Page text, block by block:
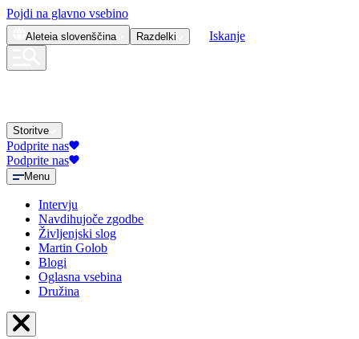
Pojdi na glavno vsebino
Aleteia slovenščina Razdelki Iskanje
Storitve
Podprite nas
Podprite nas
Menu
Intervju
Navdihujoče zgodbe
Življenjski slog
Martin Golob
Blogi
Oglasna vsebina
Družina